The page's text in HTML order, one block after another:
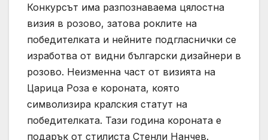
Конкурсът има разпознаваема цялостна
визия в розово, затова роклите на
победителката и нейните подгласнички се
изработва от видни български дизайнери в
розово. Неизменна част от визията на
Царица Роза е короната, която
символизира кралския статут на
победителката. Тази година короната е
подарък от стилиста Стенли Нанчев.